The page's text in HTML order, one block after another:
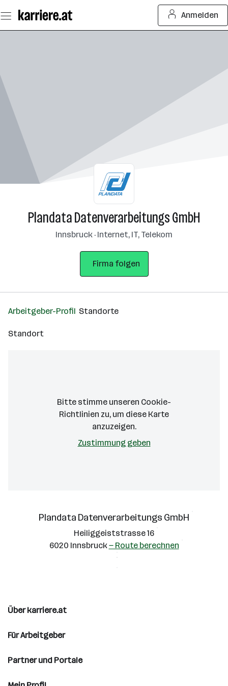
Seiteninhalt
springen
Anmelden
Plandata Datenverarbeitungs GmbH
Innsbruck · Internet, IT, Telekom
Firma folgen
Arbeitgeber-Profil Standorte
Standort
Bitte stimme unseren Cookie-
Richtlinien zu, um diese Karte
anzuzeigen.
Zustimmung geben
Plandata Datenverarbeitungs GmbH
Heiliggeiststrasse 16
6020 Innsbruck— Route berechnen
Über karriere.at
Für Arbeitgeber
Partner und Portale